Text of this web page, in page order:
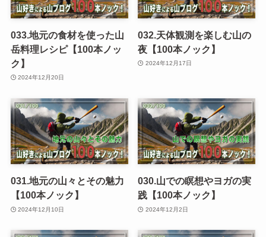
033.地元の食材を使った山
岳料理レシピ【100本ノッ
ク】
2024年12月20日
032.天体観測を楽しむ山の
夜【100本ノック】
2024年12月17日
031.地元の山々とその魅力
【100本ノック】
2024年12月10日
030.山での瞑想やヨガの実
践【100本ノック】
2024年12月2日